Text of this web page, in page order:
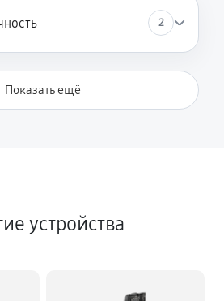
2
Показать ещё
устройства